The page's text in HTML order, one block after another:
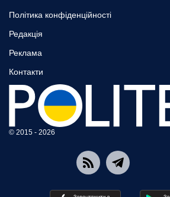
Політика конфіденційності
Редакція
Реклама
Контакти
© 2015 - 2026